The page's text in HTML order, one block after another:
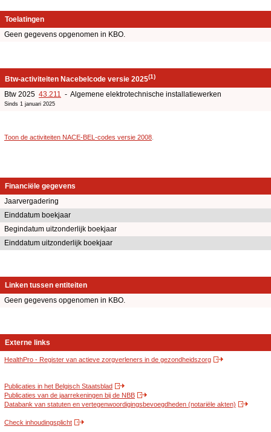
Toelatingen
Geen gegevens opgenomen in KBO.
Btw-activiteiten Nacebelcode versie 2025(1)
Btw 2025 43.211 - Algemene elektrotechnische installatiewerken
Sinds 1 januari 2025
Toon de activiteiten NACE-BEL-codes versie 2008
Financiële gegevens
Jaarvergadering
Einddatum boekjaar
Begindatum uitzonderlijk boekjaar
Einddatum uitzonderlijk boekjaar
Linken tussen entiteiten
Geen gegevens opgenomen in KBO.
Externe links
HealthPro - Register van actieve zorgverleners in de gezondheidszorg
Publicaties in het Belgisch Staatsblad
Publicaties van de jaarrekeningen bij de NBB
Databank van statuten en vertegenwoordigingsbevoegdheden (notariële akten)
Check inhoudingsplicht